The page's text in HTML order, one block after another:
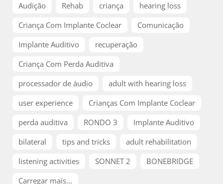
Audição
Rehab criança
hearing loss
Criança Com Implante Coclear
Comunicação
Implante Auditivo
recuperação
Criança Com Perda Auditiva
processador de áudio
adult with hearing loss
user experience
Crianças Com Implante Coclear
perda auditiva
RONDO 3
Implante Auditivo
bilateral
tips and tricks
adult rehabilitation
listening activities
SONNET 2
BONEBRIDGE
Carregar mais...